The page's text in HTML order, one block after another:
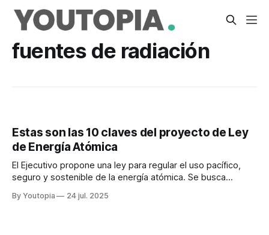
fuentes de radiación
Estas son las 10 claves del proyecto de Ley
de Energía Atómica
El Ejecutivo propone una ley para regular el uso pacífico,
seguro y sostenible de la energía atómica. Se busca
By Youtopia 24 jul. 2025